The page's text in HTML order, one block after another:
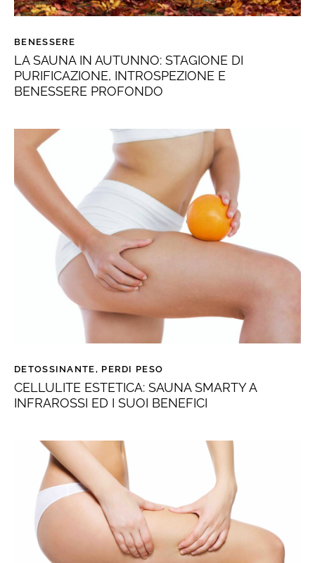
BENESSERE
LA SAUNA IN AUTUNNO: STAGIONE DI
PURIFICAZIONE, INTROSPEZIONE E
BENESSERE PROFONDO
DETOSSINANTE, PERDI PESO
CELLULITE ESTETICA: SAUNA SMARTY A
INFRAROSSI ED I SUOI BENEFICI